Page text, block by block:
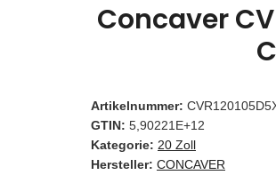
Concaver
Artikelnummer:
GTIN: 5,90221E+12
Kategorie: 20 Zoll
Hersteller: CONCAVER